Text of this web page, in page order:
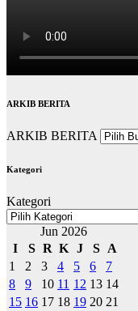
ARKIB BERITA
ARKIB BERITA
Kategori
Kategori
Jun 2026
I
S R K J S
A
1
2 3 4 5 6
7
8
9 10 11 12 13 14
15 16 17 18 19 20 21